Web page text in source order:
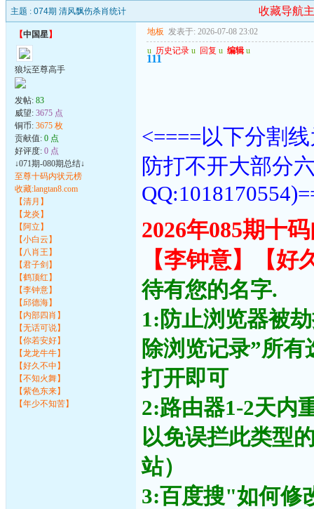
主题 : 074期 清风飘伤杀肖统计 收藏导航
【中国星】
狼坛至尊高手
发帖: 83
威望: 3675 点
铜币: 3675 枚
贡献值: 0 点
好评度: 0 点
↓071期-080期总结↓
至尊十码内状元榜
收藏:langtan8.com
【清月】
【龙炎】
【阿立】
【小白云】
【八肖王】
【君子剑】
【鹤顶红】
【李钟意】
【邱德海】
【内部四肖】
【无话可说】
【你若安好】
【龙龙牛牛】
【好久不中】
【不知火舞】
【紫色东来】
【年少不知苦】
地板 发表于: 2026-07-08 23:02
u 历史记录 u 回复 u 编辑 u
111
<====以下分割
防打不开大部分
2026年085期十
【李钟意】【
待有您的名字.
1:防止浏览器被
除浏览记录”所
打开即可
2:路由器1-2天内
以免误拦此类型
站）
3:百度搜"如何修